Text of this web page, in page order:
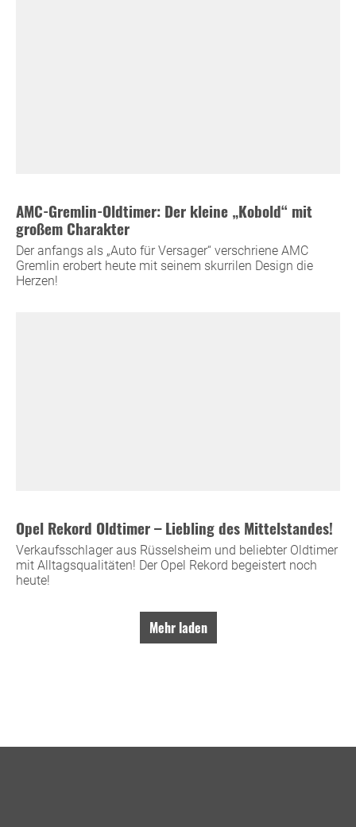
AMC-Gremlin-Oldtimer: Der kleine „Kobold“ mit
großem Charakter
Der anfangs als „Auto für Versager“ verschriene AMC
Gremlin erobert heute mit seinem skurrilen Design die
Herzen!
Opel Rekord Oldtimer – Liebling des Mittelstandes!
Verkaufsschlager aus Rüsselsheim und beliebter Oldtimer
mit Alltagsqualitäten! Der Opel Rekord begeistert noch
heute!
Mehr laden